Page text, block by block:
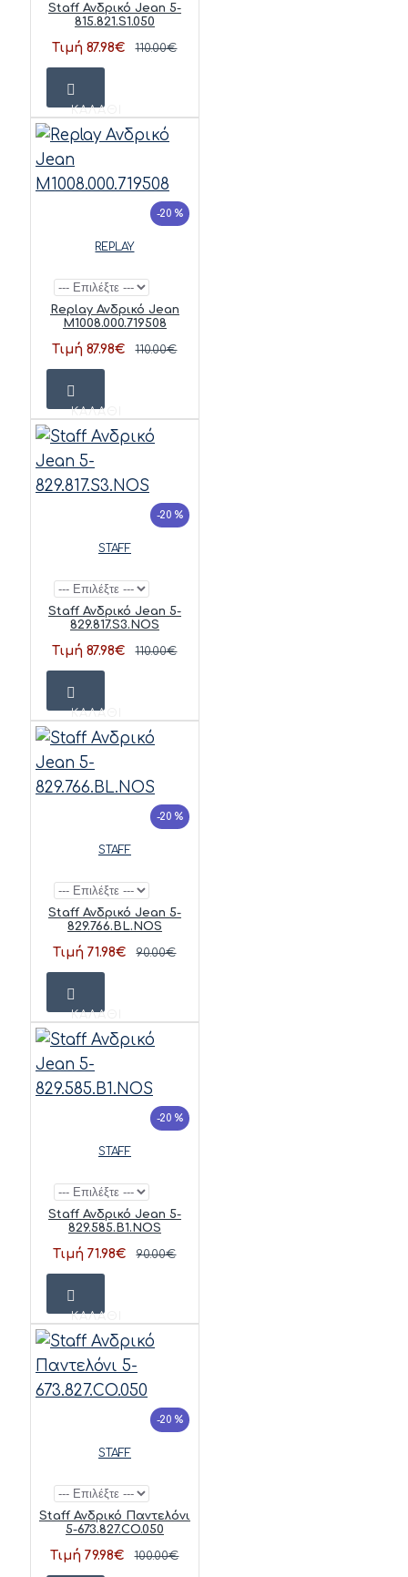
Staff Ανδρικό Jean 5-
815.821.S1.050
Τιμή 87.98€ 110.00€
ΚΑΛΆΘΙ
-20 %
REPLAY
Replay Ανδρικό Jean
M1008.000.719508
Τιμή 87.98€ 110.00€
ΚΑΛΆΘΙ
-20 %
STAFF
Staff Ανδρικό Jean 5-
829.817.S3.NOS
Τιμή 87.98€ 110.00€
ΚΑΛΆΘΙ
-20 %
STAFF
Staff Ανδρικό Jean 5-
829.766.BL.NOS
Τιμή 71.98€ 90.00€
ΚΑΛΆΘΙ
-20 %
STAFF
Staff Ανδρικό Jean 5-
829.585.B1.NOS
Τιμή 71.98€ 90.00€
ΚΑΛΆΘΙ
-20 %
STAFF
Staff Ανδρικό Παντελόνι
5-673.827.CO.050
Τιμή 79.98€ 100.00€